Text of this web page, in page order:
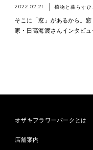
2022.02.21 植物と暮らすひ
そこに「窓」があるから。
家・日高海渡さんインタビュ
オザキフラワーパークとは
店舗案内